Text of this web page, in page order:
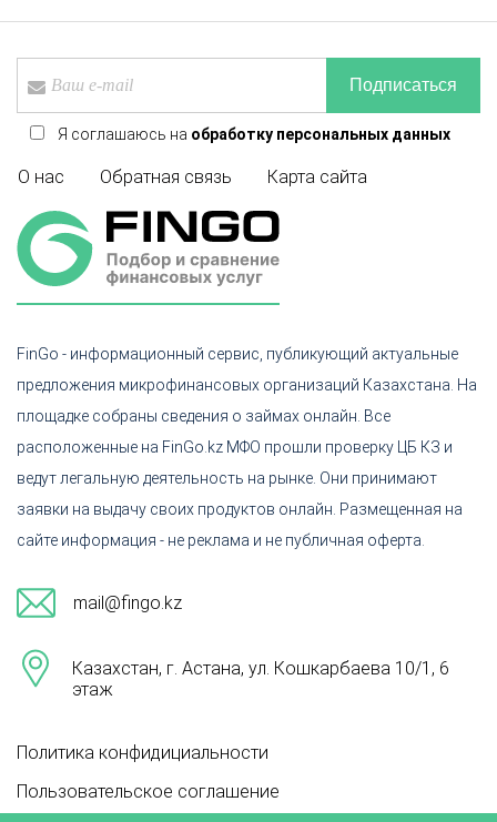
О нас Обратная связь Карта сайта
Подписаться
Я соглашаюсь на обработку персональных данных
FinGo - информационный сервис, публикующий актуальные
предложения микрофинансовых организаций Казахстана. На
площадке собраны сведения о займах онлайн. Все
расположенные на FinGo.kz МФО прошли проверку ЦБ КЗ и
ведут легальную деятельность на рынке. Они принимают
заявки на выдачу своих продуктов онлайн. Размещенная на
сайте информация - не реклама и не публичная оферта.
mail@fingo.kz
Казахстан, г. Астана, ул. Кошкарбаева 10/1, 6
этаж
Политика конфидициальности
Пользовательское соглашение